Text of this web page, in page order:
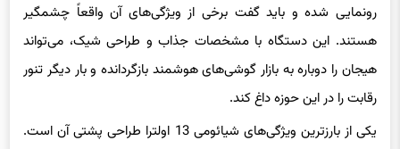
رونمایی شده و باید گفت برخی از ویژگی‌های آن واقعاً چشمگیر
هستند. این دستگاه با مشخصات جذاب و طراحی شیک، می‌تواند
هیجان را دوباره به بازار گوشی‌های هوشمند بازگردانده و بار دیگر تنور
رقابت را در این حوزه داغ کند.
یکی از بارزترین ویژگی‌های شیائومی 13 اولترا طراحی پشتی آن است.